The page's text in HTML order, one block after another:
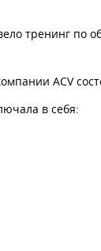
тренинг по
ACV
в себя: